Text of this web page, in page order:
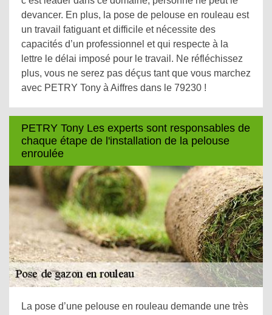
devancer. En plus, la pose de pelouse en rouleau est
un travail fatiguant et difficile et nécessite des
capacités d’un professionnel et qui respecte à la
lettre le délai imposé pour le travail. Ne réfléchissez
plus, vous ne serez pas déçus tant que vous marchez
avec PETRY Tony à Aiffres dans le 79230 !
PETRY Tony Les experts sont responsables de
chaque étape de l'installation de la pelouse
enroulée
La pose d’une pelouse en rouleau demande une très